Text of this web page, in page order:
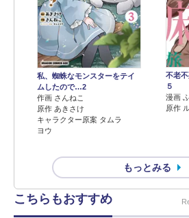
私、蜘蛛なモンスターをテイ
ムしたので…2
作画 さんねこ
原作 あきさけ
キャラクター原案 タムラ
ヨウ
不老
５
漫画
原作
もっとみる
こちらもおすすめ